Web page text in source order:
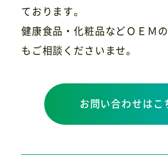
ております。
健康食品・化粧品などＯＥＭ
もご相談くださいませ。
お問い合わせはこ